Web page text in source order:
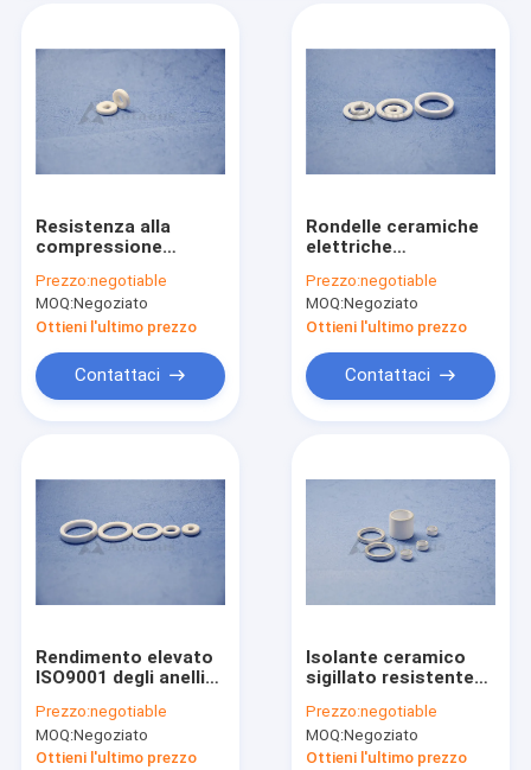
Resistenza alla
compressione
2300MPa della
rondella IATF16949
degli anelli con sigillo
dell'allumina
Prezzo:negotiable
MOQ:Negoziato
Ottieni l'ultimo prezzo
Contattaci
Rondelle ceramiche
elettriche
dell'allumina degli
anelli con sigillo delle
componenti
Prezzo:negotiable
MOQ:Negoziato
Ottieni l'ultimo prezzo
Contattaci
Rendimento elevato
ISO9001 degli anelli
alla corrosione
dell'allumina
Prezzo:negotiable
MOQ:Negoziato
Ottieni l'ultimo prezzo
Isolante ceramico
sigillato resistente
dell'allumina
dell'alcali per la
batteria
Prezzo:negotiable
MOQ:Negoziato
Ottieni l'ultimo prezzo